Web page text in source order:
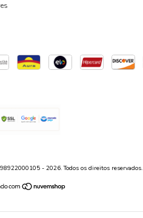
- 2026. Todos os direitos reservados.